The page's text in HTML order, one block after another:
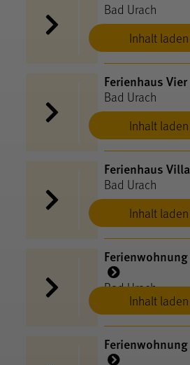
Inhalt laden
Bad Urach
Inhalt laden
Ferienhaus
Bad Urach
Inhalt laden
Ferienhaus
Bad Urach
Inhalt laden
Bad Urach